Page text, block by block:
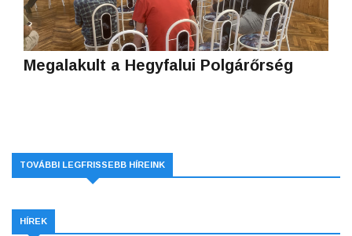
Megalakult a Hegyfalui Polgárőrség
TOVÁBBI LEGFRISSEBB HÍREINK
HÍREK